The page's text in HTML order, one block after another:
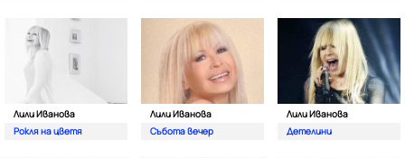
Лили Иванова
Рокля на цветя
Лили Иванова
Събота вечер
Лили Иванова
Детелини